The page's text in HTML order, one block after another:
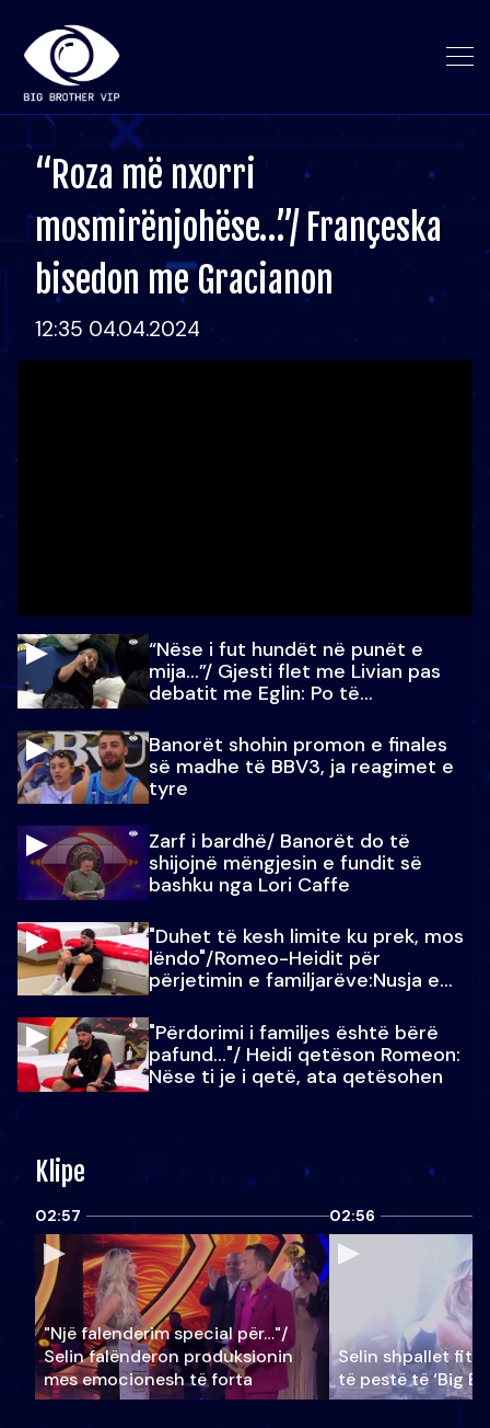
“Roza më nxorri
mosmirënjohëse…”/ Françeska
bisedon me Gracianon
12:35 04.04.2024
“Nëse i fut hundët në punët e
mija…”/ Gjesti flet me Livian pas
debatit me Eglin: Po të
Banorët shohin promon e finales
së madhe të BBV3, ja reagimet e
tyre
Zarf i bardhë/ Banorët do të
shijojnë mëngjesin e fundit së
bashku nga Lori Caffe
"Duhet të kesh limite ku prek, mos
lëndo"/Romeo-Heidit për
përjetimin e familjarëve:Nusja e
"Përdorimi i familjes është bërë
pafund…"/ Heidi qetëson Romeon:
Nëse ti je i qetë, ata qetësohen
Klipe
02:57
"Një falenderim special për…"/
Selin falënderon produksionin
mes emocionesh të forta
02:56
Selin shpallet
të pestë të ‘Big